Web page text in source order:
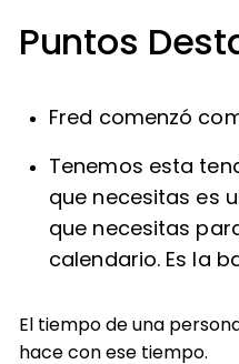
Puntos
Fred comenzó
Tenemos esta
que necesitas es
que necesitas
calendario. Es la
El tiempo de una
hace con ese tiempo.